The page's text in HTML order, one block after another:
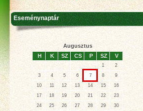
Eseménynaptár
Augusztus
H
K SZ CS P SZ V
1
2
3
4 5 6 7 8
9
10
11 12 13 14 15
16
17
18 19 20 21 22
23
24
25 26 27 28 29
30